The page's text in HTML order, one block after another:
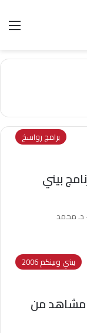
برامج رواسخ
بيني
- د. محمد
بيني وبينكم 2006
مشاهد من